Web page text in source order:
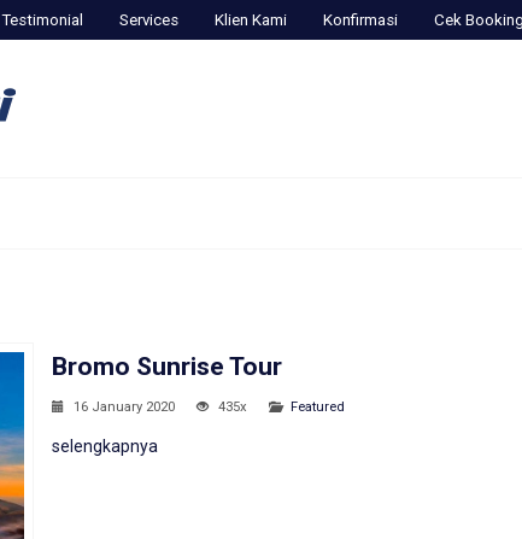
Testimonial Services Klien Kami Konfirmasi Cek Booking
Bromo Sunrise Tour
16 January 2020 435x Featured
selengkapnya